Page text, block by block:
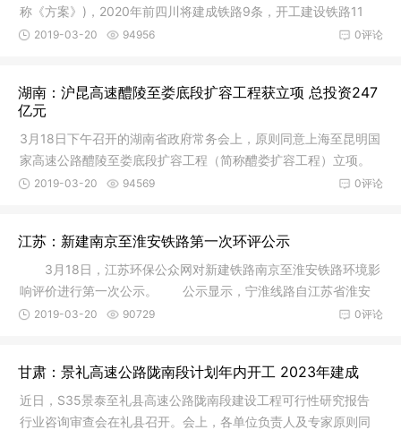
称《方案》)，2020年前四川将建成铁路9条，开工建设铁路11
条。其中
0评论
2019-03-20 94956
湖南：沪昆高速醴陵至娄底段扩容工程获立项 总投资247
亿元
3月18日下午召开的湖南省政府常务会上，原则同意上海至昆明国
家高速公路醴陵至娄底段扩容工程（简称醴娄扩容工程）立项。
项目采
0评论
2019-03-20 94569
江苏：新建南京至淮安铁路第一次环评公示
3月18日，江苏环保公众网对新建铁路南京至淮安铁路环境影
响评价进行第一次公示。 公示显示，宁淮线路自江苏省淮安
市在建
0评论
2019-03-20 90729
甘肃：景礼高速公路陇南段计划年内开工 2023年建成
近日，S35景泰至礼县高速公路陇南段建设工程可行性研究报告
行业咨询审查会在礼县召开。会上，各单位负责人及专家原则同